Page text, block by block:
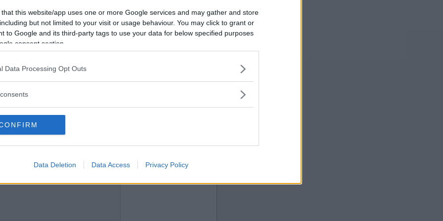
that this website/app uses one or more Google services and may gather and store
but not limited to your visit or usage behaviour. You may click to grant or
to Google and its third-party tags to use your data for below specified purposes
consent section.
Data Processing Opt Outs
Data Deletion Data Access Privacy Policy
Vill du bli
medlem?